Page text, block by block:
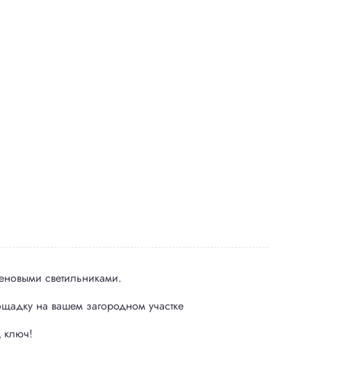
8(800)100-
светильниками.
на вашем загородном участке
ключ!